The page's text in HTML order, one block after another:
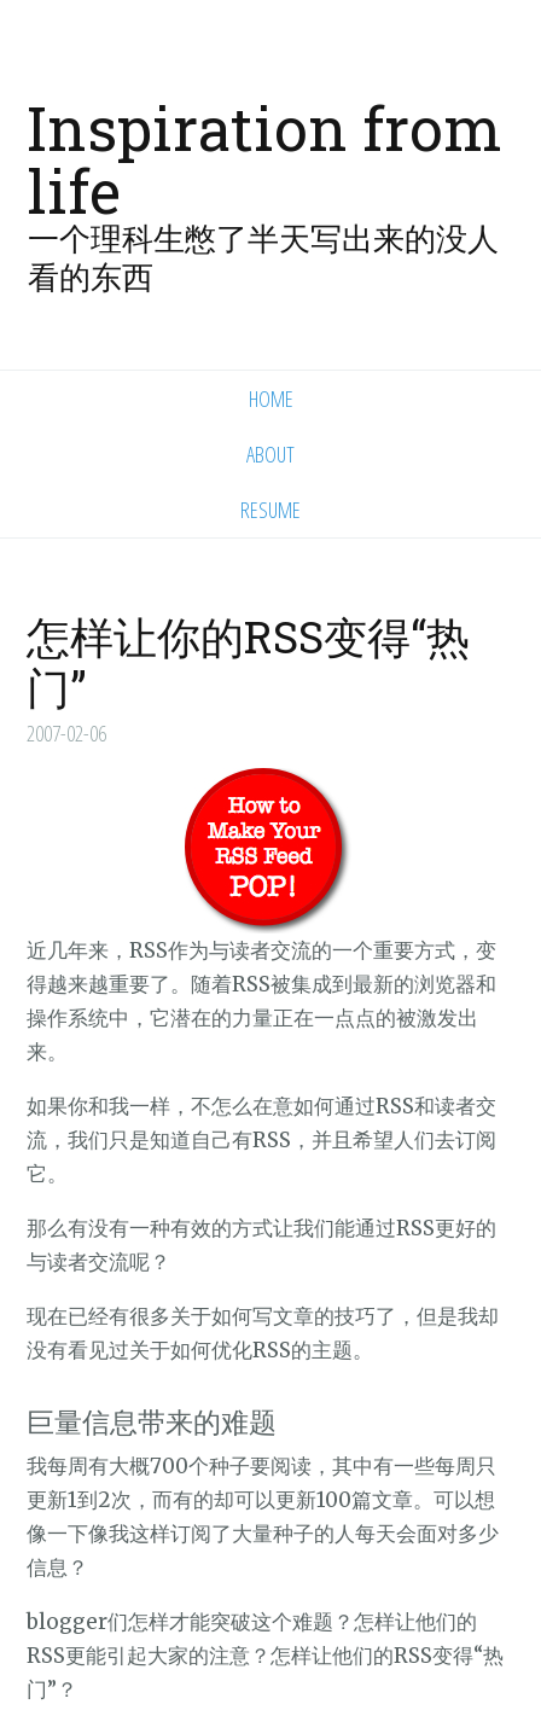
Inspiration from
life
一个理科生憋了半天写出来的没人
看的东西
HOME
ABOUT
RESUME
怎样让你的RSS变得“热
门”
2007-02-06
近几年来，RSS作为与读者交流的一个重要方式，变
得越来越重要了。随着RSS被集成到最新的浏览器和
操作系统中，它潜在的力量正在一点点的被激发出
来。
如果你和我一样，不怎么在意如何通过RSS和读者交
流，我们只是知道自己有RSS，并且希望人们去订阅
它。
那么有没有一种有效的方式让我们能通过RSS更好的
与读者交流呢？
现在已经有很多关于如何写文章的技巧了，但是我却
没有看见过关于如何优化RSS的主题。
巨量信息带来的难题
我每周有大概700个种子要阅读，其中有一些每周只
更新1到2次，而有的却可以更新100篇文章。可以想
像一下像我这样订阅了大量种子的人每天会面对多少
信息？
blogger们怎样才能突破这个难题？怎样让他们的
RSS更能引起大家的注意？怎样让他们的RSS变得“热
门”？